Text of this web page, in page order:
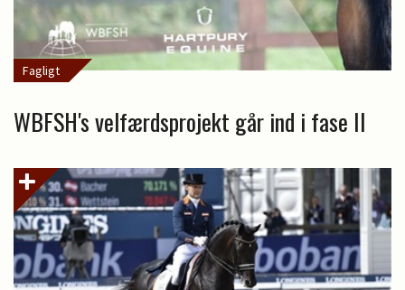
Fagligt
WBFSH's velfærdsprojekt går ind i fase II